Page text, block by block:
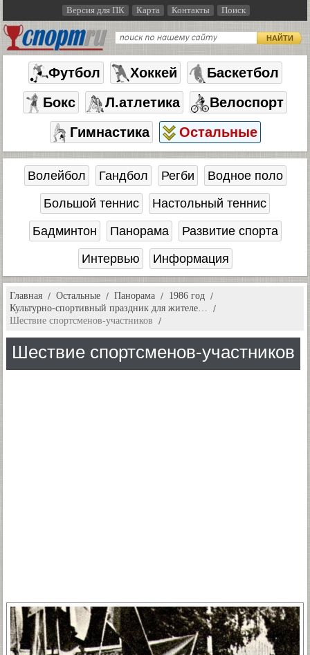
Версия для ПК Карта Контакты Поиск
НАЙТИ
Футбол Хоккей
Баскетбол
Бокс
Л.атлетика
Велоспорт
Гимнастика
Остальные
Волейбол Гандбол Регби
Водное поло
Большой теннис
Настольный теннис
Бадминтон
Панорама
Развитие спорта
Интервью
Информация
Главная Остальные Панорама
1986 год
Культурно-спортивный праздник для жителе…
Шествие спортсменов-участников
Шествие спортсменов-участников